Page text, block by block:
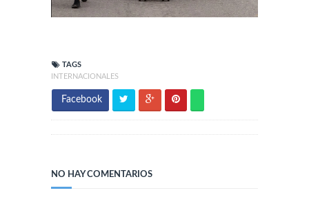
TAGS
INTERNACIONALES
Facebook
NO HAY COMENTARIOS